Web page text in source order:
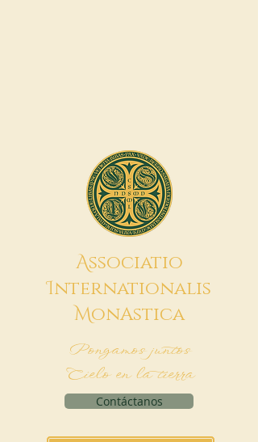
Associatio
Internationalis
MonAstica
Pongamos juntos
Cielo en la tierra
Contáctanos